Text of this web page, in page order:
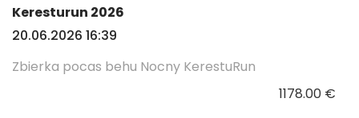
Keresturun 2026
20.06.2026 16:39
Zbierka pocas behu Nocny KerestuRun
1178.00 €